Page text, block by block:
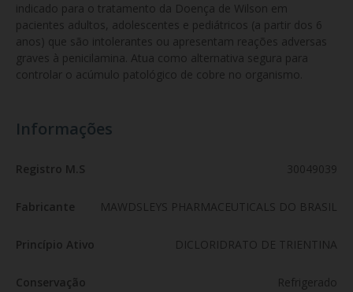
indicado para o tratamento da Doença de Wilson em
pacientes adultos, adolescentes e pediátricos (a partir dos 6
anos) que são intolerantes ou apresentam reações adversas
graves à penicilamina. Atua como alternativa segura para
controlar o acúmulo patológico de cobre no organismo.
Informações
Registro M.S 30049039
Fabricante MAWDSLEYS PHARMACEUTICALS DO BRASIL
Princípio Ativo DICLORIDRATO DE TRIENTINA
Conservação Refrigerado